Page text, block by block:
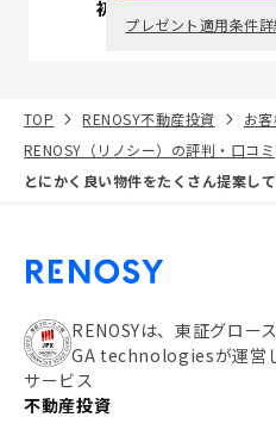
初回面談で
プレゼント適用条件詳
TOP RENOSY不動産投資
お
RENOSY（リノシー）の評判・口コミ
とにかく良い物件をたくさん提案し
RENOSYは、東証グロー
GA technologiesが運営
サービス
不動産投資